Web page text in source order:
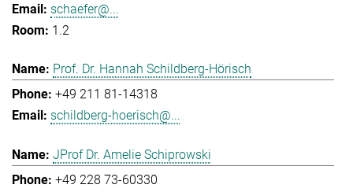
schaefer@...
1.2
Prof. Dr. Hannah Schildberg-Hörisch
+49 211 81-14318
schildberg-hoerisch@...
JProf Dr. Amelie Schiprowski
+49 228 73-60330